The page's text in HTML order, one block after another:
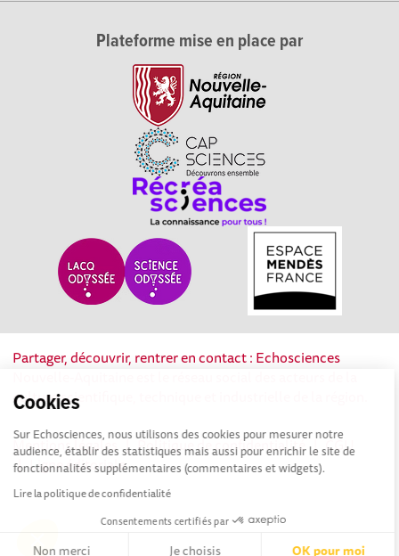
Cookies
Sur Echosciences, nous utilisons des cookies pour mesurer notre
audience, établir des statistiques mais aussi pour enrichir le site de
fonctionnalités supplémentaires (commentaires et widgets).
Lire la politique de confidentialité
Consentements certifiés par
Non merci Je choisis OK pour moi
Plateforme mise en place par
Partager, découvrir, rentrer en contact : Echosciences
culture scientifique, technique et industrielle de la région.
Mentions légales|Politique de confidentialité|CGU
|Ligne éditoriale